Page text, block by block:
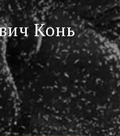
Конь